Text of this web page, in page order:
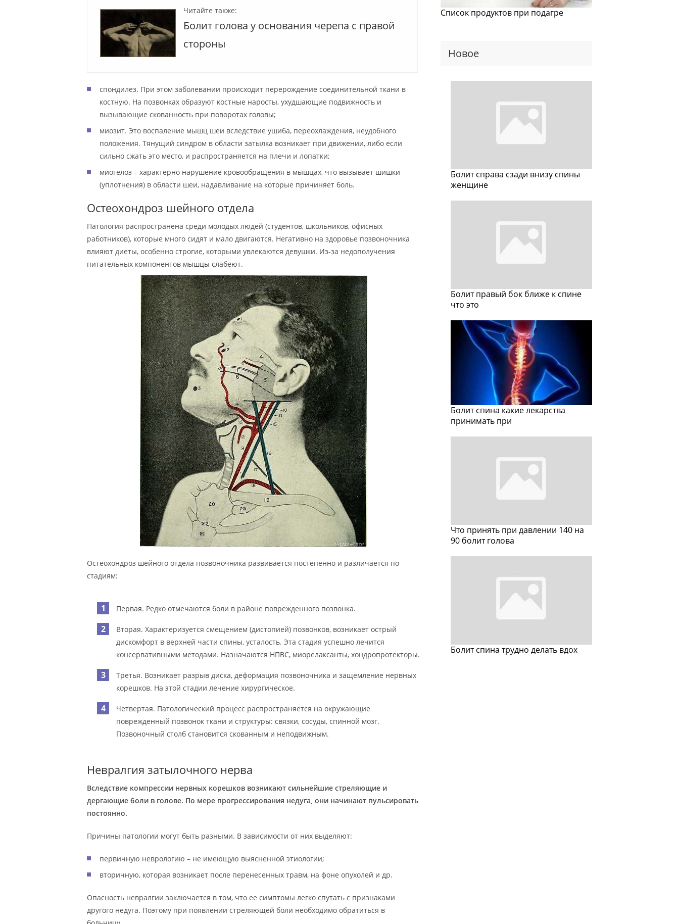
Читайте также:
Болит голова у основания черепа с правой
стороны
спондилез. При этом заболевании происходит перерождение соединительной ткани в
костную. На позвонках образуют костные наросты, ухудшающие подвижность и
вызывающие скованность при поворотах головы;
миозит. Это воспаление мышц шеи вследствие ушиба, переохлаждения, неудобного
положения. Тянущий синдром в области затылка возникает при движении, либо если
сильно сжать это место, и распространяется на плечи и лопатки;
миогелоз – характерно нарушение кровообращения в мышцах, что вызывает шишки
(уплотнения) в области шеи, надавливание на которые причиняет боль.
Остеохондроз шейного отдела
Патология распространена среди молодых людей (студентов, школьников, офисных
работников), которые много сидят и мало двигаются. Негативно на здоровье позвоночника
влияют диеты, особенно строгие, которыми увлекаются девушки. Из-за недополучения
питательных компонентов мышцы слабеют.
Остеохондроз шейного отдела позвоночника развивается постепенно и различается по
стадиям:
Первая. Редко отмечаются боли в районе поврежденного позвонка.
Вторая. Характеризуется смещением (дистопией) позвонков, возникает острый
дискомфорт в верхней части спины, усталость. Эта стадия успешно лечится
консервативными методами. Назначаются НПВС, миорелаксанты, хондропротекторы.
Третья. Возникает разрыв диска, деформация позвоночника и защемление нервных
корешков. На этой стадии лечение хирургическое.
Четвертая. Патологический процесс распространяется на окружающие
поврежденный позвонок ткани и структуры: связки, сосуды, спинной мозг.
Позвоночный столб становится скованным и неподвижным.
Невралгия затылочного нерва
Вследствие компрессии нервных корешков возникают сильнейшие стреляющие и
дергающие боли в голове. По мере прогрессирования недуга, они начинают пульсировать
постоянно.
Причины патологии могут быть разными. В зависимости от них выделяют:
первичную неврологию – не имеющую выясненной этиологии;
вторичную, которая возникает после перенесенных травм, на фоне опухолей и др.
Опасность невралгии заключается в том, что ее симптомы легко спутать с признаками
другого недуга. Поэтому при появлении стреляющей боли необходимо обратиться в
Список продуктов при подагре
Новое
Болит справа сзади внизу спины
женщине
Болит правый бок ближе к спине
что это
Болит спина какие лекарства
принимать при
Что принять при давлении 140 на
90 болит голова
Болит спина трудно делать вдох